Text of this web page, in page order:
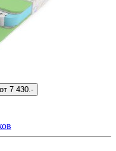
от 7 430.-